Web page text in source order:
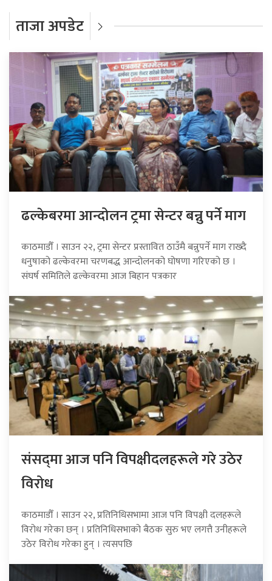
ताजा अपडेट
ढल्केबरमा आन्दोलन ट्रमा सेन्टर बन्नु पर्ने माग
काठमाडौँ । साउन २२, ट्रमा सेन्टर प्रस्तावित ठाउँमै बन्नुपर्ने माग राख्दै
धनुषाको ढल्केवरमा चरणबद्ध आन्दोलनको घोषणा गरिएको छ ।
संघर्ष समितिले ढल्केवरमा आज बिहान पत्रकार
संसद्‍मा आज पनि विपक्षीदलहरूले गरे उठेर
विरोध
काठमाडौँ । साउन २२, प्रतिनिधिसभामा आज पनि विपक्षी दलहरूले
विरोध गरेका छन् । प्रतिनिधिसभाको बैठक सुरु भए लगत्तै उनीहरूले
उठेर विरोध गरेका हुन् । त्यसपछि